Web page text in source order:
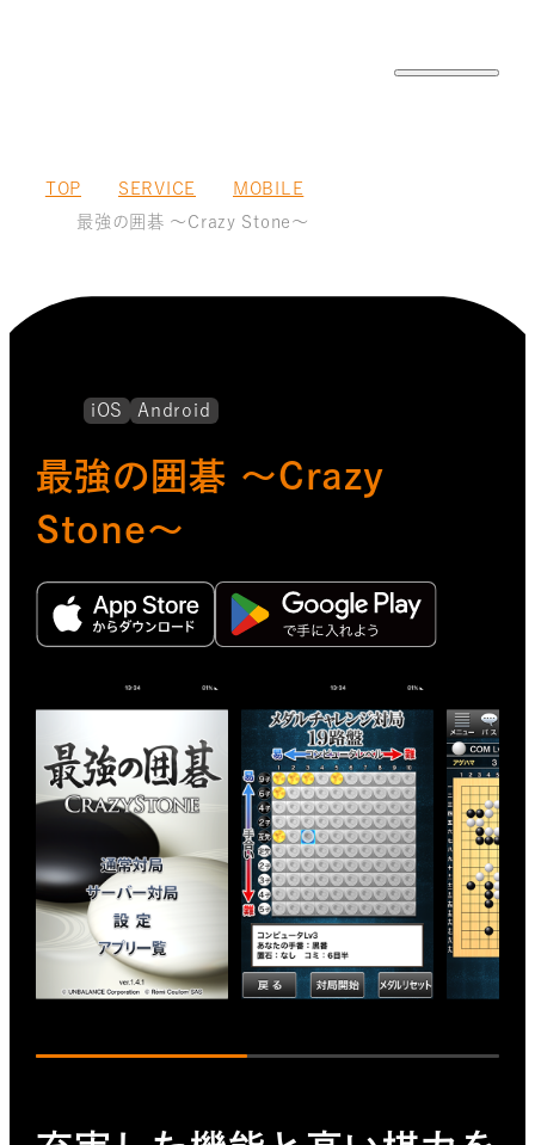
TOP SERVICE
MOBILE
最強の囲碁 ～Crazy Stone～
iOS Android
最強の囲碁 ～Crazy
Stone～